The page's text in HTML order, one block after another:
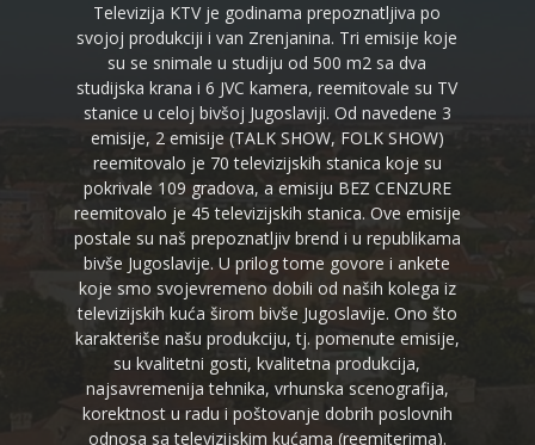
Televizija KTV je godinama prepoznatljiva po
svojoj produkciji i van Zrenjanina. Tri emisije koje
su se snimale u studiju od 500 m2 sa dva
studijska krana i 6 JVC kamera, reemitovale su TV
stanice u celoj bivšoj Jugoslaviji. Od navedene 3
emisije, 2 emisije (TALK SHOW, FOLK SHOW)
reemitovalo je 70 televizijskih stanica koje su
pokrivale 109 gradova, a emisiju BEZ CENZURE
reemitovalo je 45 televizijskih stanica. Ove emisije
postale su naš prepoznatljiv brend i u republikama
bivše Jugoslavije. U prilog tome govore i ankete
koje smo svojevremeno dobili od naših kolega iz
televizijskih kuća širom bivše Jugoslavije. Ono što
karakteriše našu produkciju, tj. pomenute emisije,
su kvalitetni gosti, kvalitetna produkcija,
najsavremenija tehnika, vrhunska scenografija,
korektnost u radu i poštovanje dobrih poslovnih
odnosa sa televizijskim kućama (reemiterima).